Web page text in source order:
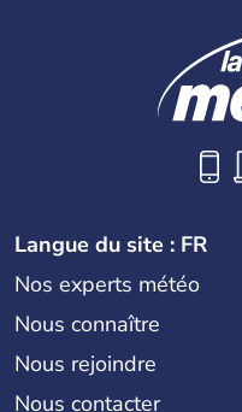
Langue du site : FR
Nos experts météo
Nous connaître
Nous rejoindre
Nous contacter